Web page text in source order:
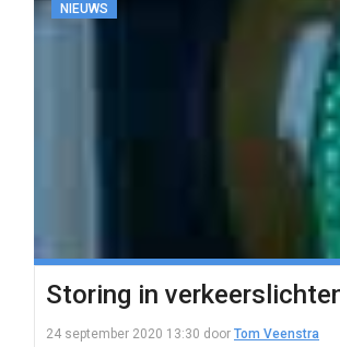
NIEUWS
Storing in
24 september 2020 13:30 door Tom Veenstra